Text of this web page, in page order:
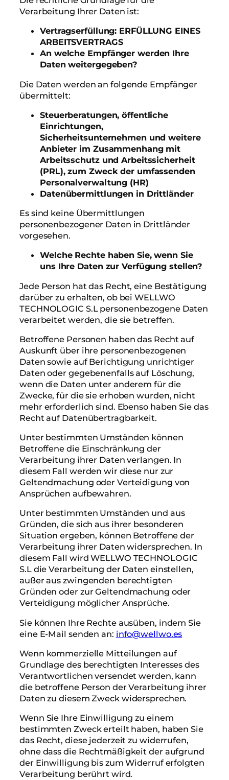
Verarbeitung Ihrer Daten ist:
Vertragserfüllung: ERFÜLLUNG EINES
ARBEITSVERTRAGS
An welche Empfänger werden Ihre
Daten weitergegeben?
Die Daten werden an folgende Empfänger
übermittelt:
Steuerberatungen, öffentliche
Einrichtungen,
Sicherheitsunternehmen und weitere
Anbieter im Zusammenhang mit
Arbeitsschutz und Arbeitssicherheit
(PRL), zum Zweck der umfassenden
Personalverwaltung (HR)
Datenübermittlungen in Drittländer
Es sind keine Übermittlungen
personenbezogener Daten in Drittländer
vorgesehen.
Welche Rechte haben Sie, wenn Sie
uns Ihre Daten zur Verfügung stellen?
Jede Person hat das Recht, eine Bestätigung
darüber zu erhalten, ob bei WELLWO
TECHNOLOGIC S.L personenbezogene Daten
verarbeitet werden, die sie betreffen.
Betroffene Personen haben das Recht auf
Auskunft über ihre personenbezogenen
Daten sowie auf Berichtigung unrichtiger
Daten oder gegebenenfalls auf Löschung,
wenn die Daten unter anderem für die
Zwecke, für die sie erhoben wurden, nicht
mehr erforderlich sind. Ebenso haben Sie das
Recht auf Datenübertragbarkeit.
Unter bestimmten Umständen können
Betroffene die Einschränkung der
Verarbeitung ihrer Daten verlangen. In
diesem Fall werden wir diese nur zur
Geltendmachung oder Verteidigung von
Ansprüchen aufbewahren.
Unter bestimmten Umständen und aus
Gründen, die sich aus ihrer besonderen
Situation ergeben, können Betroffene der
Verarbeitung ihrer Daten widersprechen. In
diesem Fall wird WELLWO TECHNOLOGIC
S.L die Verarbeitung der Daten einstellen,
außer aus zwingenden berechtigten
Gründen oder zur Geltendmachung oder
Verteidigung möglicher Ansprüche.
Sie können Ihre Rechte ausüben, indem Sie
eine E-Mail senden an: info@wellwo.es
Wenn kommerzielle Mitteilungen auf
Grundlage des berechtigten Interesses des
Verantwortlichen versendet werden, kann
die betroffene Person der Verarbeitung ihrer
Daten zu diesem Zweck widersprechen.
Wenn Sie Ihre Einwilligung zu einem
bestimmten Zweck erteilt haben, haben Sie
das Recht, diese jederzeit zu widerrufen,
ohne dass die Rechtmäßigkeit der aufgrund
der Einwilligung bis zum Widerruf erfolgten
Verarbeitung berührt wird.